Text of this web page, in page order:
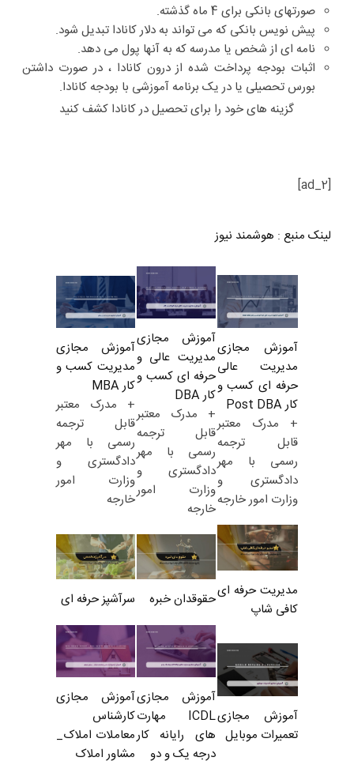
صورتهای بانکی برای 4 ماه گذشته.
پیش نویس بانکی که می تواند به دلار کانادا تبدیل شود.
نامه ای از شخص یا مدرسه که به آنها پول می دهد.
اثبات بودجه پرداخت شده از درون کانادا ، در صورت داشتن
بورس تحصیلی یا در یک برنامه آموزشی با بودجه کانادا.
گزینه های خود را برای تحصیل در کانادا کشف کنید
[ad_2]
لینک منبع : هوشمند نیوز
آموزش مجازی
مدیریت عالی
حرفه ای کسب و
کار Post DBA
+ مدرک معتبر
قابل ترجمه
رسمی با مهر
دادگستری و
وزارت امور خارجه
آموزش مجازی
مدیریت عالی و
حرفه ای کسب و
کار DBA
+ مدرک معتبر
قابل ترجمه
رسمی با مهر
دادگستری و
وزارت امور
خارجه
آموزش مجازی
مدیریت کسب و
کار MBA
+ مدرک معتبر
قابل ترجمه
رسمی با مهر
دادگستری و
وزارت امور
خارجه
مدیریت حرفه ای
کافی شاپ
حقوقدان خبره سرآشپز حرفه ای
آموزش مجازی
تعمیرات موبایل
آموزش مجازی
ICDL مهارت
های رایانه کار
درجه یک و دو
آموزش مجازی
کارشناس
معاملات املاک_
مشاور املاک